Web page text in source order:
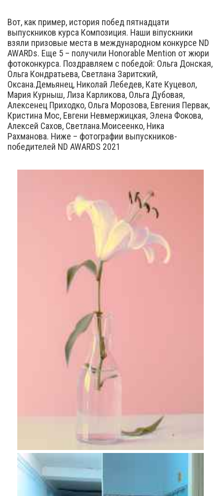
Вот, как пример, история побед пятнадцати
выпускников курса Композиция. Наши віпускники
взяли призовые места в международном конкурсе ND
AWARDs. Еще 5 – получили Honorable Mention от жюри
фотоконкурса. Поздравляем с победой: Ольга Донская,
Ольга Кондратьева, Светлана Заритский,
Оксана.Демьянец, Николай Лебедев, Кате Куцевол,
Мария Курныш, Лиза Карликова, Ольга Дубовая,
Алексенец Приходко, Ольга Морозова, Евгения Первак,
Кристина Мос, Евгени Невмержицкая, Элена Фокова,
Алексей Сахов, Светлана.Моисеенко, Ника
Рахманова. Ниже – фотографии выпускников-
победителей ND AWARDS 2021